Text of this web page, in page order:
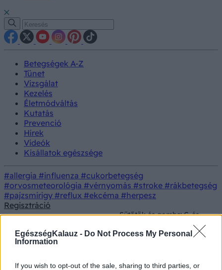
EgészségKalauz - Do Not Process My Personal
Information
If you wish to opt-out of the sale, sharing to third parties, or
Betegségek A-Z
Tünet
Vizsgálat
Kezelés
Életmódváltás
Kutatás
Prevenció
Hírek
Videók
Kisállatok egészsége
#allergia #influenza #cukorbetegség
#orvosmeteorológia #vérnyomás #stroke #rákbetegség
#pajzsmirigy #reflux #ekcéma #herpesz
Regisztráció
Sütőtök és gomba: C-és
ételek őszre